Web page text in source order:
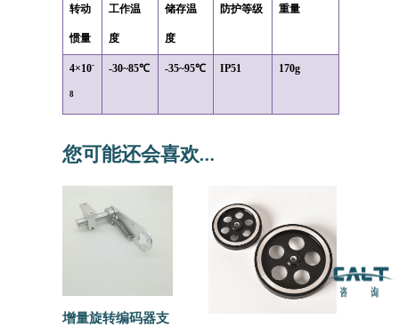
转动
惯量
工作温
度
储存温
度
防护等级 重量
4×10-
8
-30~85℃ -35~95℃ IP51 170g
您可能还会喜欢…
增量旋转编码器支